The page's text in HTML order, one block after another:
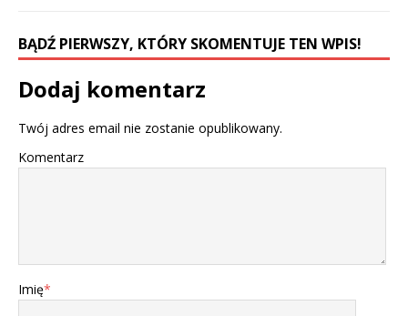
BĄDŹ PIERWSZY, KTÓRY SKOMENTUJE TEN WPIS!
Dodaj komentarz
Twój adres email nie zostanie opublikowany.
Komentarz
Imię*